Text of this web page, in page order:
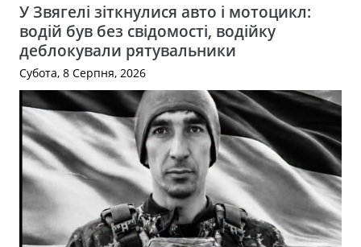
У Звягелі зіткнулися авто і мотоцикл:
водій був без свідомості, водійку
деблокували рятувальники
Субота, 8 Серпня, 2026